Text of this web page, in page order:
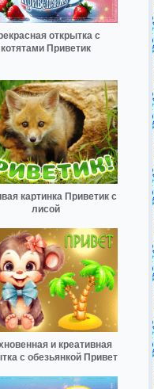
открытка с
котятами Приветик
картинка Приветик с
лисой
и креативная
с обезьянкой Привет